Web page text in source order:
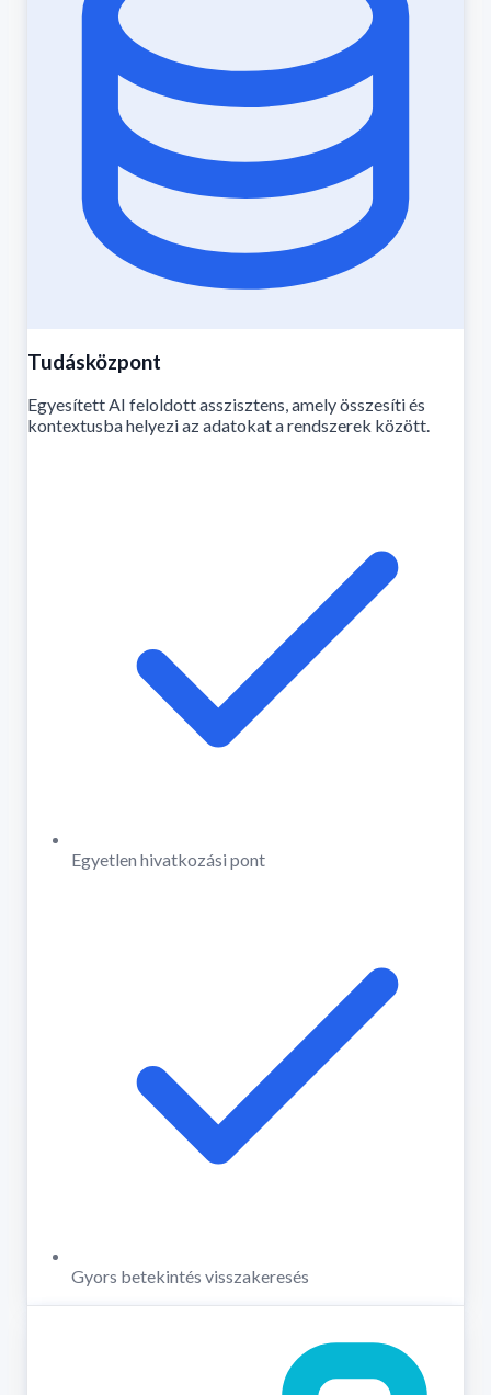
Tudásközpont
Egyesített AI feloldott asszisztens, amely összesíti és
kontextusba helyezi az adatokat a rendszerek között.
Egyetlen hivatkozási pont
Gyors betekintés visszakeresés